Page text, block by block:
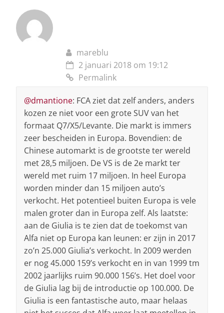
mareblu
2 januari 2018 om 19:12
Permalink
@dmantione: FCA ziet dat zelf anders, anders
kozen ze niet voor een grote SUV van het
formaat Q7/X5/Levante. Die markt is immers
zeer bescheiden in Europa. Bovendien: de
Chinese automarkt is de grootste ter wereld
met 28,5 miljoen. De VS is de 2e markt ter
wereld met ruim 17 miljoen. In heel Europa
worden minder dan 15 miljoen auto’s
verkocht. Het potentieel buiten Europa is vele
malen groter dan in Europa zelf. Als laatste:
aan de Giulia is te zien dat de toekomst van
Alfa niet op Europa kan leunen: er zijn in 2017
zo’n 25.000 Giulia’s verkocht. In 2009 werden
er nog 45.000 159’s verkocht en in van 1999 tm
2002 jaarlijks ruim 90.000 156’s. Het doel voor
de Giulia lag bij de introductie op 100.000. De
Giulia is een fantastische auto, maar helaas